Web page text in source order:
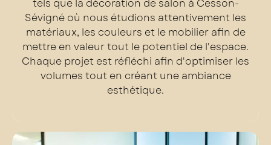
tels que la décoration de salon à Cesson-
Sévigné où nous étudions attentivement les
matériaux, les couleurs et le mobilier afin de
mettre en valeur tout le potentiel de l'espace.
Chaque projet est réfléchi afin d'optimiser les
volumes tout en créant une ambiance
esthétique.